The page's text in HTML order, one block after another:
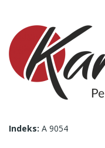
Indeks: A 9054